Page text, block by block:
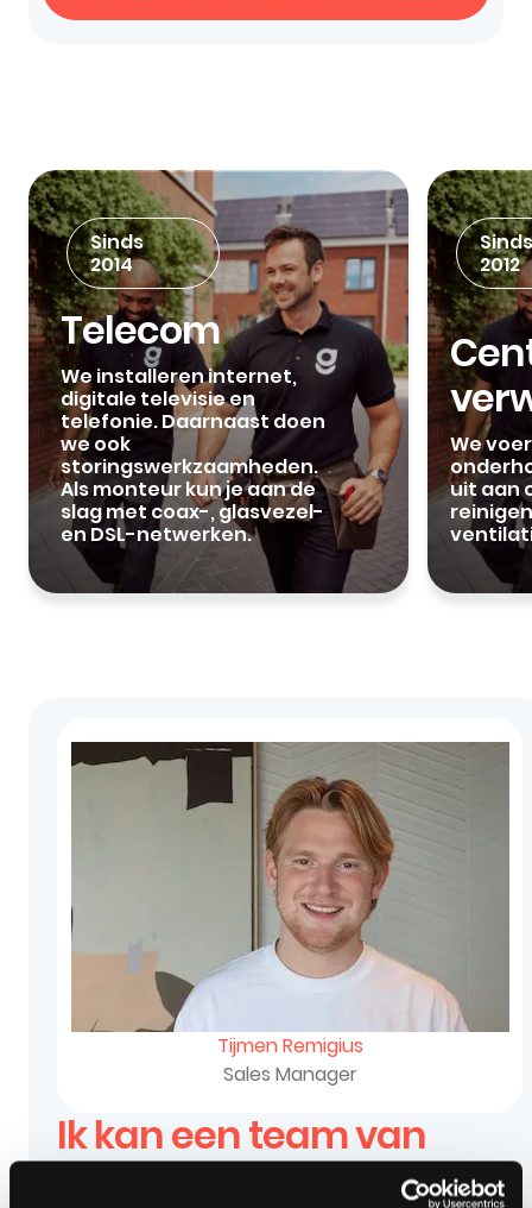
Sinds
2014
Telecom
We installeren internet,
digitale televisie en
telefonie. Daarnaast doen
we ook
storingswerkzaamheden.
Als monteur kun je aan de
slag met coax-, glasvezel-
en DSL-netwerken.
Sinds
2012
We
uit aan
Tijmen Remigius
Sales Manager
Ik kan een team van
specialisten